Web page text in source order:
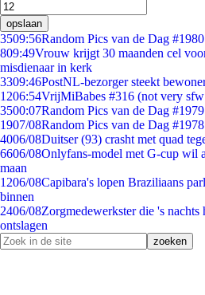
opslaan
3509:56Random Pics van de Dag #1980
809:49Vrouw krijgt 30 maanden cel
misdienaar in kerk
3309:46PostNL-bezorger steekt
1206:54VrijMiBabes #316 (not very
3500:07Random Pics van de Dag #1979
1907/08Random Pics van de Dag #1978
4006/08Duitser (93) crasht met quad
6606/08Onlyfans-model met G-cup wil
maan
1206/08Capibara's lopen Braziliaans
binnen
2406/08Zorgmedewerkster die 's nachts
ontslagen